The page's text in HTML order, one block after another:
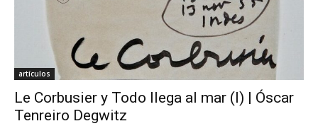
artículos
Le Corbusier y Todo llega al mar (I) | Óscar
Tenreiro Degwitz